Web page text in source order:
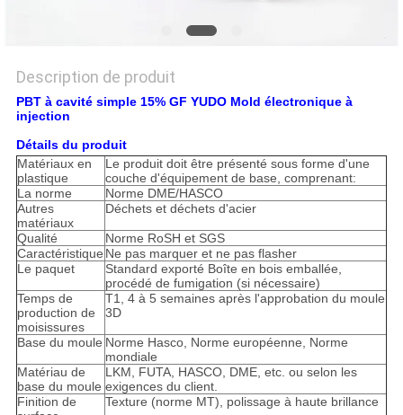
Description de produit
PBT à cavité simple 15% GF YUDO Mold électronique à
injection
Détails du produit
Matériaux en
plastique
Le produit doit être présenté sous forme d'une
couche d'équipement de base, comprenant:
La norme
Norme DME/HASCO
Autres
matériaux
Déchets et déchets d'acier
Qualité
Norme RoSH et SGS
Caractéristique Ne pas marquer et ne pas flasher
Le paquet
Standard exporté Boîte en bois emballée,
procédé de fumigation (si nécessaire)
Temps de
production de
moisissures
T1, 4 à 5 semaines après l'approbation du moule
3D
Base du moule Norme Hasco, Norme européenne, Norme
mondiale
Matériau de
base du moule
LKM, FUTA, HASCO, DME, etc. ou selon les
exigences du client.
Finition de
Texture (norme MT), polissage à haute brillance